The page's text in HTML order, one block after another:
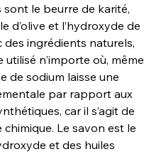
le beurre de karité,
d’olive et l’hydroxyde de
des ingrédients naturels,
utilisé n'importe où, même
de sodium laisse une
par rapport aux
car il s’agit de
Le savon est le
et des huiles